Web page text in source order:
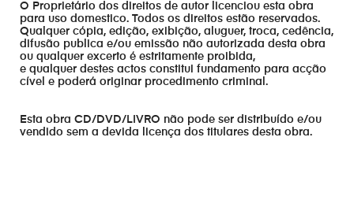
O Proprietário dos direitos de autor licenciou esta obra
para uso domestico. Todos os direitos estão reservados.
Qualquer cópia, edição, exibição, aluguer, troca, cedência,
difusão publica e/ou emissão não autorizada desta obra
ou qualquer excerto é estritamente proibida,
e qualquer destes actos constitui fundamento para acção
cível e poderá originar procedimento criminal.
Esta obra CD/DVD/LIVRO não pode ser distribuído e/ou
vendido sem a devida licença dos titulares desta obra.